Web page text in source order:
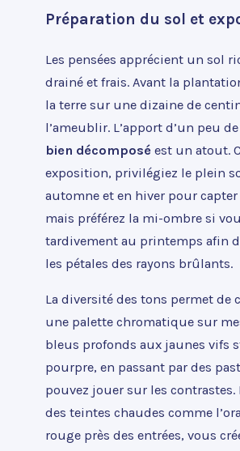
Préparation du sol et
Les pensées apprécient un sol
drainé et frais. Avant la
la terre sur une dizaine de
l’ameublir. L’apport d’un peu de
bien décomposé est un atout.
exposition, privilégiez le plein
automne et en hiver pour
mais préférez la mi-ombre si
tardivement au printemps afin
les pétales des rayons brûlants.
La diversité des tons permet de
une palette chromatique sur
bleus profonds aux jaunes vifs
pourpre, en passant par des
pouvez jouer sur les contrastes.
des teintes chaudes comme
rouge près des entrées, vous